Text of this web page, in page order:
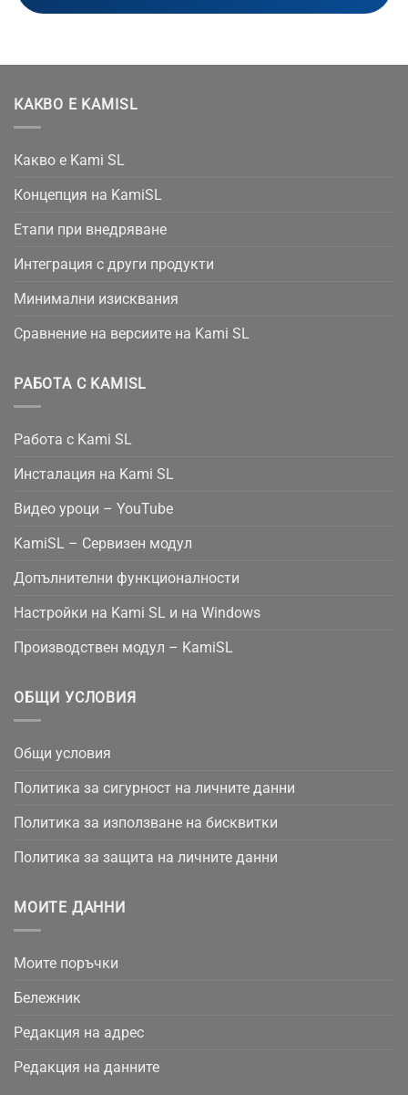
КАКВО Е KAMISL
Какво е Kami SL
Концепция на KamiSL
Етапи при внедряване
Интеграция с други продукти
Минимални изисквания
Сравнение на версиите на Kami SL
РАБОТА С KAMISL
Работа с Kami SL
Инсталация на Kami SL
Видео уроци – YouTube
KamiSL – Сервизен модул
Допълнителни функционалности
Настройки на Kami SL и на Windows
Производствен модул – KamiSL
ОБЩИ УСЛОВИЯ
Общи условия
Политика за сигурност на личните данни
Политика за използване на бисквитки
Политика за защита на личните данни
МОИТЕ ДАННИ
Моите поръчки
Бележник
Редакция на адрес
Редакция на данните